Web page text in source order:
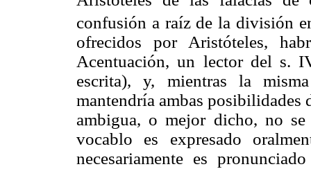
confusión a raíz de la división
ofrecidos por Aristóteles,
Acentuación, un lector del s.
escrita), y, mientras la
mantendría ambas
ambigua, o mejor dicho, no
vocablo es expresado
necesariamente es